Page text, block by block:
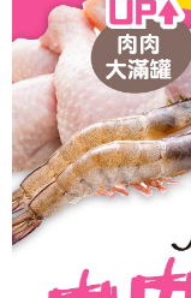
任。
４．使用「AFTEE先享
時審查核予不同之上限
請求用戶進行身份認證。
５．嚴禁一人註冊多個
恩沛科技股份有限公司